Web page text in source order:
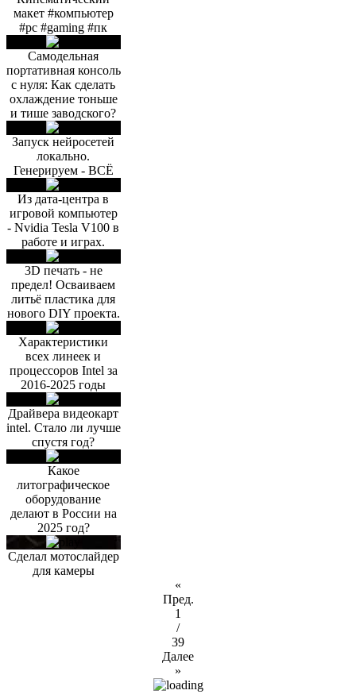
макет #компьютер
#pc #gaming #пк
Самодельная
портативная консоль
с нуля: Как сделать
охлаждение тоньше
и тише заводского?
Запуск нейросетей
локально.
Генерируем - ВСЁ
Из дата-центра в
игровой компьютер
- Nvidia Tesla V100 в
работе и играх.
3D печать - не
предел! Осваиваем
литьё пластика для
нового DIY проекта.
Характеристики
всех линеек и
процессоров Intel за
2016-2025 годы
Драйвера видеокарт
intel. Стало ли лучше
спустя год?
Какое
литографическое
оборудование
делают в России на
2025 год?
Сделал мотослайдер
для камеры
«
Пред.
1
/
39
Далее
»